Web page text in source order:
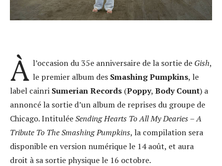
À l’occasion du 35e anniversaire de la sortie de Gish,
le premier album des Smashing Pumpkins, le
label cainri Sumerian Records (Poppy, Body Count) a
annoncé la sortie d’un album de reprises du groupe de
Chicago. IntituléeSending Hearts To All My Dearies – A
Tribute To The Smashing Pumpkins, la compilation sera
disponible en version numérique le 14 août, et aura
droit à sa sortie physique le 16 octobre.